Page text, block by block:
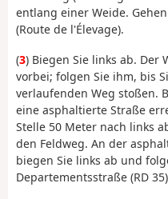
entlang einer Weide.
(Route de l'Élevage).
(3) Biegen Sie links ab. Der
vorbei; folgen Sie ihm, bis
verlaufenden Weg stoßen.
eine asphaltierte Straße
Stelle 50 Meter nach links
den Feldweg. An der
biegen Sie links ab und
Departementsstraße (RD